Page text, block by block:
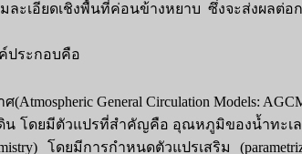
เอียดเชิงพื้นที่ค่อนข้างหยาบ ซึ่งจะส่งผลต่อ
ประกอบคือ
General Circulation Models:
ดยมีตัวแปรที่สำคัญคือ อุณหภูมิของน้ำทะเล
โดยมีการกำหนดตัวแปรเสริม